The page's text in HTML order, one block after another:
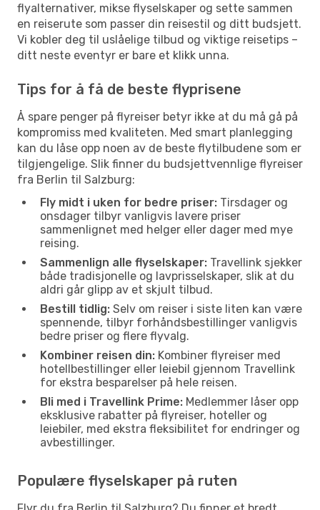
flyalternativer, mikse flyselskaper og sette sammen
en reiserute som passer din reisestil og ditt budsjett.
Vi kobler deg til uslåelige tilbud og viktige reisetips –
ditt neste eventyr er bare et klikk unna.
Tips for å få de beste flyprisene
Å spare penger på flyreiser betyr ikke at du må gå på
kompromiss med kvaliteten. Med smart planlegging
kan du låse opp noen av de beste flytilbudene som er
tilgjengelige. Slik finner du budsjettvennlige flyreiser
fra Berlin til Salzburg:
Fly midt i uken for bedre priser: Tirsdager og
onsdager tilbyr vanligvis lavere priser
sammenlignet med helger eller dager med mye
reising.
Sammenlign alle flyselskaper: Travellink sjekker
både tradisjonelle og lavprisselskaper, slik at du
aldri går glipp av et skjult tilbud.
Bestill tidlig: Selv om reiser i siste liten kan være
spennende, tilbyr forhåndsbestillinger vanligvis
bedre priser og flere flyvalg.
Kombiner reisen din: Kombiner flyreiser med
hotellbestillinger eller leiebil gjennom Travellink
for ekstra besparelser på hele reisen.
Bli med i Travellink Prime: Medlemmer låser opp
eksklusive rabatter på flyreiser, hoteller og
leiebiler, med ekstra fleksibilitet for endringer og
avbestillinger.
Populære flyselskaper på ruten